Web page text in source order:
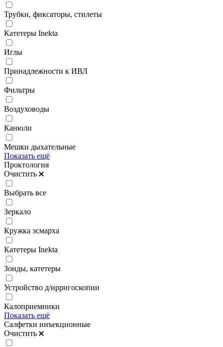
Трубки, фиксаторы, стилеты
Катетеры Inekta
Иглы
Принадлежности к ИВЛ
Фильтры
Воздуховоды
Канюли
Мешки дыхательные
Показать ещё
Проктология
Очистить
Выбрать все
Зеркало
Кружка эсмарха
Катетеры Inekta
Зонды, катетеры
Устройство д/ирригоскопии
Калоприемники
Показать ещё
Салфетки инъекционные
Очистить